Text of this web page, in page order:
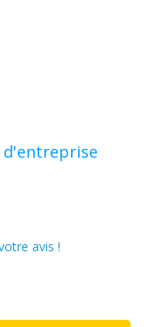
d'entreprise
avis !